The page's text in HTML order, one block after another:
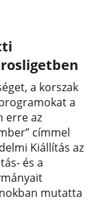
a korszak
a
erre az
címmel
Kiállítás az
és a
mutatta